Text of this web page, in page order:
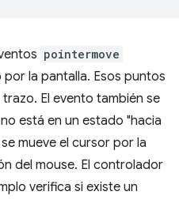
pointermove
la pantalla. Esos puntos
El evento también se
está en un estado "hacia
mueve el cursor por la
del mouse. El controlador
verifica si existe un